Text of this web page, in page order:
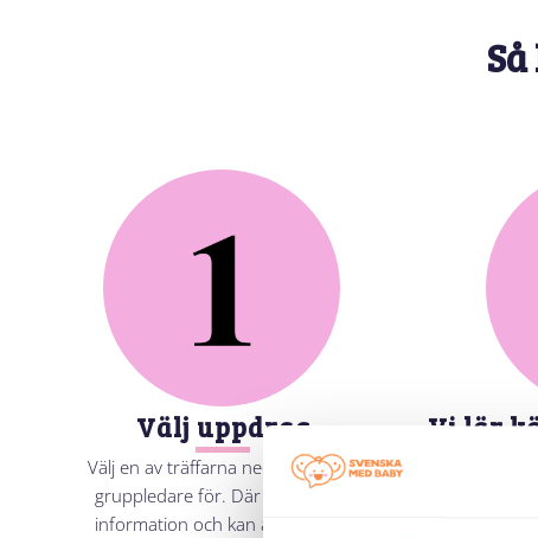
Välj uppdrag
Välj en av träffarna nedan att vara
gruppledare för. Där får du mer
information och kan anmäla dig!
Vi lär